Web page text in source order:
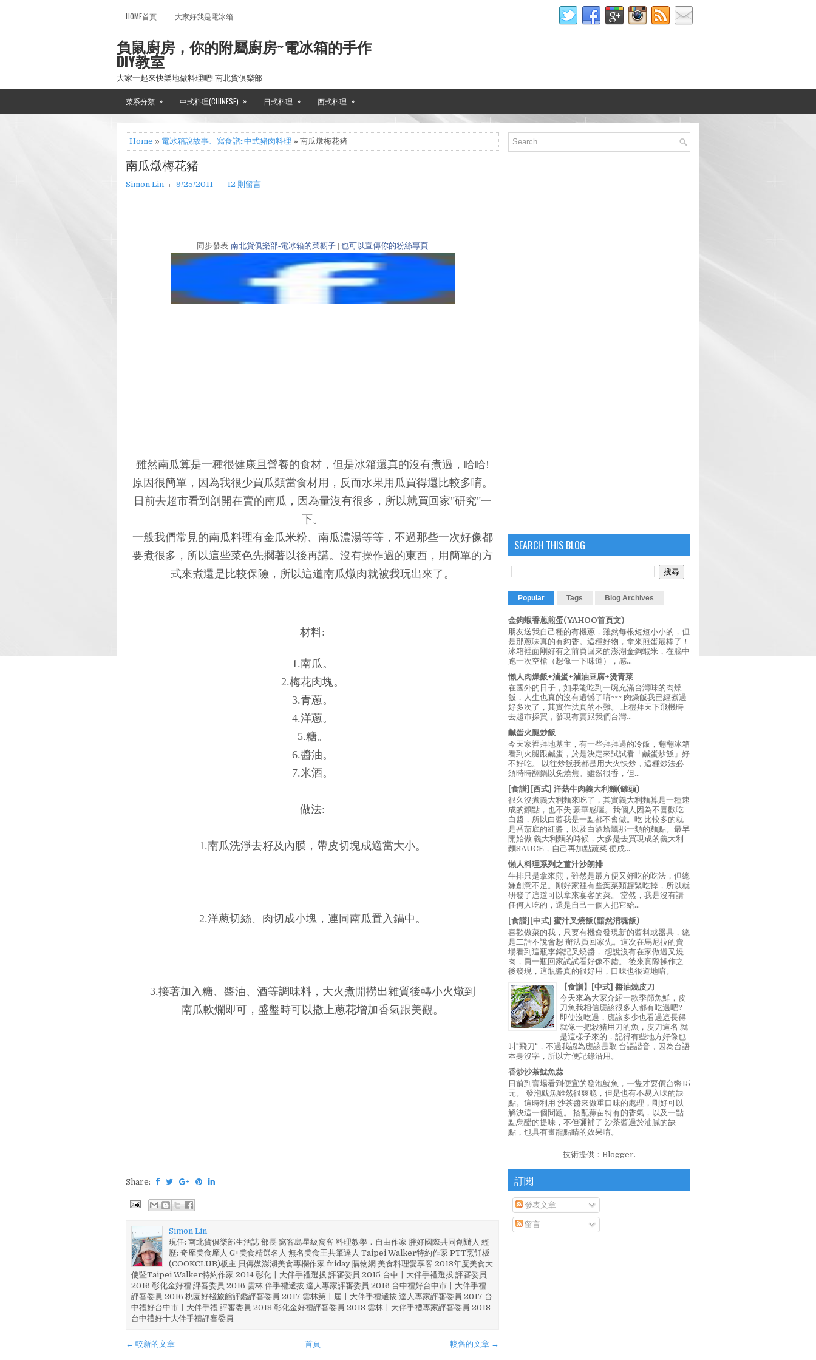
HOME首頁 大家好我是電冰箱
負鼠廚房，你的附屬廚房~電冰箱的手作
DIY教室
大家一起來快樂地做料理吧! 南北貨俱樂部
菜系分類 » 中式料理(CHINESE) » 日式料理 » 西式料理 »
Home » 電冰箱說故事、寫食譜::中式豬肉料理 » 南瓜燉梅花豬
南瓜燉梅花豬
Simon Lin 9/25/2011 12 則留言
同步發表:南北貨俱樂部-電冰箱的菜櫥子 | 也可以宣傳你的粉絲專頁
雖然南瓜算是一種很健康且營養的食材，但是冰箱還真的沒有煮過，哈哈!
原因很簡單，因為我很少買瓜類當食材用，反而水果用瓜買得還比較多唷。
日前去超市看到剖開在賣的南瓜，因為量沒有很多，所以就買回家"研究"一
下。
一般我們常見的南瓜料理有金瓜米粉、南瓜濃湯等等，不過那些一次好像都
要煮很多，所以這些菜色先擱著以後再講。沒有操作過的東西，用簡單的方
式來煮還是比較保險，所以這道南瓜燉肉就被我玩出來了。
材料:
1.南瓜。
2.梅花肉塊。
3.青蔥。
4.洋蔥。
5.糖。
6.醬油。
7.米酒。
做法:
1.南瓜洗淨去籽及內膜，帶皮切塊成適當大小。
2.洋蔥切絲、肉切成小塊，連同南瓜置入鍋中。
3.接著加入糖、醬油、酒等調味料，大火煮開撈出雜質後轉小火燉到
南瓜軟爛即可，盛盤時可以撒上蔥花增加香氣跟美觀。
Share:
Simon Lin
現任: 南北貨俱樂部生活誌 部長 窩客島星級窩客 料理教學．自由作家 胖好國際共同創辦人 經
歷: 奇摩美食摩人 G+美食精選名人 無名美食王共筆達人 Taipei Walker特約作家 PTT烹飪板
(COOKCLUB)板主 貝傳媒澎湖美食專欄作家 friday 購物網 美食料理愛享客 2013年度美食大
使暨Taipei Walker特約作家 2014 彰化十大伴手禮選拔 評審委員 2015 台中十大伴手禮選拔 評審委員
2016 彰化金好禮 評審委員 2016 雲林 伴手禮選拔 達人專家評審委員 2016 台中禮好台中市十大伴手禮
評審委員 2016 桃園好棧旅館評鑑評審委員 2017 雲林第十屆十大伴手禮選拔 達人專家評審委員 2017 台
中禮好台中市十大伴手禮 評審委員 2018 彰化金好禮評審委員 2018 雲林十大伴手禮專家評審委員 2018
台中禮好十大伴手禮評審委員
← 較新的文章 較舊的文章 →
首頁
SEARCH THIS BLOG
Popular Tags Blog Archives
金鉤蝦香蔥煎蛋(YAHOO首頁文)
朋友送我自己種的有機蔥，雖然每根短短小小的，但
是那蔥味真的有夠香。這種好物，拿來煎蛋最棒了！
冰箱裡面剛好有之前買回來的澎湖金鉤蝦米，在腦中
跑一次空槍（想像一下味道），感...
懶人肉燥飯+滷蛋+滷油豆腐+燙青菜
在國外的日子，如果能吃到一碗充滿台灣味的肉燥
飯，人生也真的沒有遺憾了唷~~~ 肉燥飯我已經煮過
好多次了，其實作法真的不難。 上禮拜天下飛機時
去超市採買，發現有賣跟我們台灣...
鹹蛋火腿炒飯
今天家裡拜地基主，有一些拜拜過的冷飯，翻翻冰箱
看到火腿跟鹹蛋，於是決定來試試看「鹹蛋炒飯」好
不好吃。 以往炒飯我都是用大火快炒，這種炒法必
須時時翻鍋以免燒焦。雖然很香，但...
[食譜][西式] 洋菇牛肉義大利麵(罐頭)
很久沒煮義大利麵來吃了，其實義大利麵算是一種速
成的麵點，也不失 豪華感喔。我個人因為不喜歡吃
白醬，所以白醬我是一點都不會做。吃 比較多的就
是番茄底的紅醬，以及白酒蛤蠣那一類的麵點。最早
開始做 義大利麵的時候，大多是去買現成的義大利
麵SAUCE，自己再加點蔬菜 便成...
懶人料理系列之薑汁沙朗排
牛排只是拿來煎，雖然是最方便又好吃的吃法，但總
嫌創意不足。剛好家裡有些葉菜類趕緊吃掉，所以就
研發了這道可以拿來宴客的菜。 當然，我是沒有請
任何人吃的，還是自己一個人把它給...
[食譜][中式] 蜜汁叉燒飯(黯然消魂飯)
喜歡做菜的我，只要有機會發現新的醬料或器具，總
是二話不說會想 辦法買回家先。這次在馬尼拉的賣
場看到這瓶李錦記叉燒醬， 想說沒有在家做過叉燒
肉，買一瓶回家試試看好像不錯。 後來實際操作之
後發現，這瓶醬真的很好用，口味也很道地唷。
【食譜】[中式] 醬油燒皮刀
今天來為大家介紹一款季節魚鮮，皮
刀魚我相信應該很多人都有吃過吧?
即使沒吃過，應該多少也看過這長得
就像一把殺豬用刀的魚，皮刀這名 就
是這樣子來的，記得有些地方好像也
叫"飛刀"，不過我認為應該是取 台語諧音，因為台語
本身沒字，所以方便記錄沿用。
香炒沙茶魷魚蒜
日前到賣場看到便宜的發泡魷魚，一隻才要價台幣15
元。 發泡魷魚雖然很爽脆，但是也有不易入味的缺
點。這時利用 沙茶醬來做重口味的處理，剛好可以
解決這一個問題。 搭配蒜苗特有的香氣，以及一點
點烏醋的提味，不但彌補了 沙茶醬過於油膩的缺
點，也具有畫龍點睛的效果唷。
技術提供： Blogger.
訂閱
發表文章
留言